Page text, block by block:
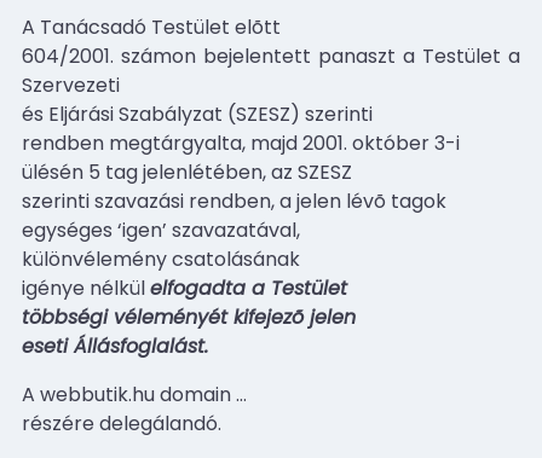
A Tanácsadó Testület elõtt
604/2001. számon bejelentett panaszt a Testület a
Szervezeti
és Eljárási Szabályzat (SZESZ) szerinti
rendben megtárgyalta, majd 2001. október 3-i
ülésén 5 tag jelenlétében, az SZESZ
szerinti szavazási rendben, a jelen lévõ tagok
egységes ‘igen’ szavazatával,
különvélemény csatolásának
igénye nélkülelfogadta a Testület
többségi véleményét kifejezõ jelen
eseti Állásfoglalást.
A webbutik.hu domain…
részére delegálandó.